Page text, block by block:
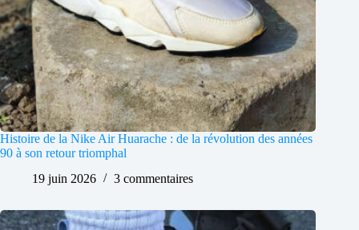
Histoire de la Nike Air Huarache : de la révolution des années
90 à son retour triomphal
19 juin 2026
3 commentaires